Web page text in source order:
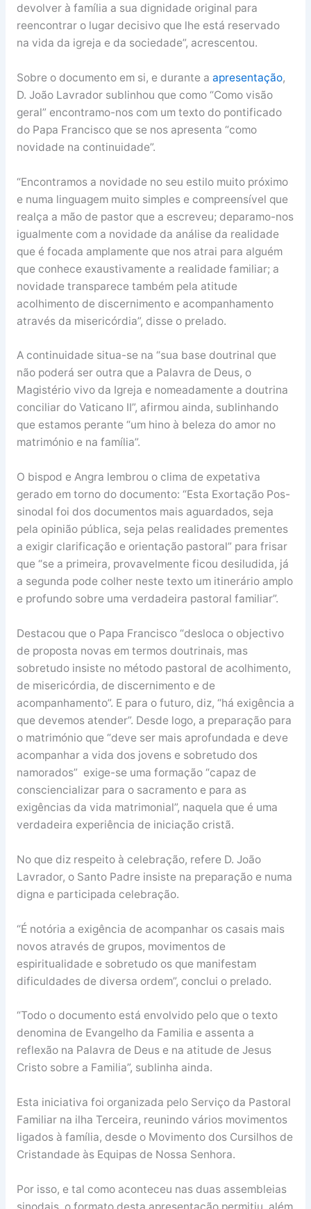
devolver à família a sua dignidade original para
reencontrar o lugar decisivo que lhe está reservado
na vida da igreja e da sociedade”, acrescentou.
Sobre o documento em si, e durante a apresentação,
D. João Lavrador sublinhou que como “Como visão
geral” encontramo-nos com um texto do pontificado
do Papa Francisco que se nos apresenta “como
novidade na continuidade”.
“Encontramos a novidade no seu estilo muito próximo
e numa linguagem muito simples e compreensível que
realça a mão de pastor que a escreveu; deparamo-nos
igualmente com a novidade da análise da realidade
que é focada amplamente que nos atrai para alguém
que conhece exaustivamente a realidade familiar; a
novidade transparece também pela atitude
acolhimento de discernimento e acompanhamento
através da misericórdia”, disse o prelado.
A continuidade situa-se na “sua base doutrinal que
não poderá ser outra que a Palavra de Deus, o
Magistério vivo da Igreja e nomeadamente a doutrina
conciliar do Vaticano II”, afirmou ainda, sublinhando
que estamos perante “um hino à beleza do amor no
matrimónio e na família”.
O bispod e Angra lembrou o clima de expetativa
gerado em torno do documento: “Esta Exortação Pos-
sinodal foi dos documentos mais aguardados, seja
pela opinião pública, seja pelas realidades prementes
a exigir clarificação e orientação pastoral” para frisar
que “se a primeira, provavelmente ficou desiludida, já
a segunda pode colher neste texto um itinerário amplo
e profundo sobre uma verdadeira pastoral familiar”.
Destacou que o Papa Francisco “desloca o objectivo
de proposta novas em termos doutrinais, mas
sobretudo insiste no método pastoral de acolhimento,
de misericórdia, de discernimento e de
acompanhamento”. E para o futuro, diz, “há exigência a
que devemos atender”. Desde logo, a preparação para
o matrimónio que “deve ser mais aprofundada e deve
acompanhar a vida dos jovens e sobretudo dos
namorados” exige-se uma formação “capaz de
consciencializar para o sacramento e para as
exigências da vida matrimonial”, naquela que é uma
verdadeira experiência de iniciação cristã.
No que diz respeito à celebração, refere D. João
Lavrador, o Santo Padre insiste na preparação e numa
digna e participada celebração.
“É notória a exigência de acompanhar os casais mais
novos através de grupos, movimentos de
espiritualidade e sobretudo os que manifestam
dificuldades de diversa ordem”, conclui o prelado.
“Todo o documento está envolvido pelo que o texto
denomina de Evangelho da Familia e assenta a
reflexão na Palavra de Deus e na atitude de Jesus
Cristo sobre a Familia”, sublinha ainda.
Esta iniciativa foi organizada pelo Serviço da Pastoral
Familiar na ilha Terceira, reunindo vários movimentos
ligados à família, desde o Movimento dos Cursilhos de
Cristandade às Equipas de Nossa Senhora.
Por isso, e tal como aconteceu nas duas assembleias